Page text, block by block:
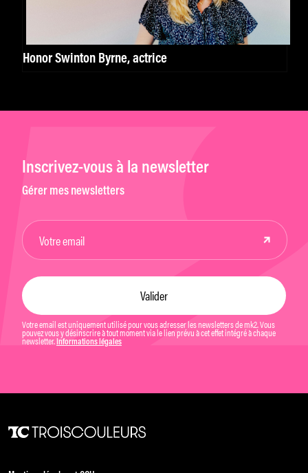
Honor Swinton Byrne, actrice
Inscrivez-vous à la newsletter
Gérer mes newsletters
Votre email est uniquement utilisé pour vous adresser les newsletters de mk2. Vous
pouvez vous y désinscrire à tout moment via le lien prévu à cet effet intégré à chaque
newsletter. Informations légales